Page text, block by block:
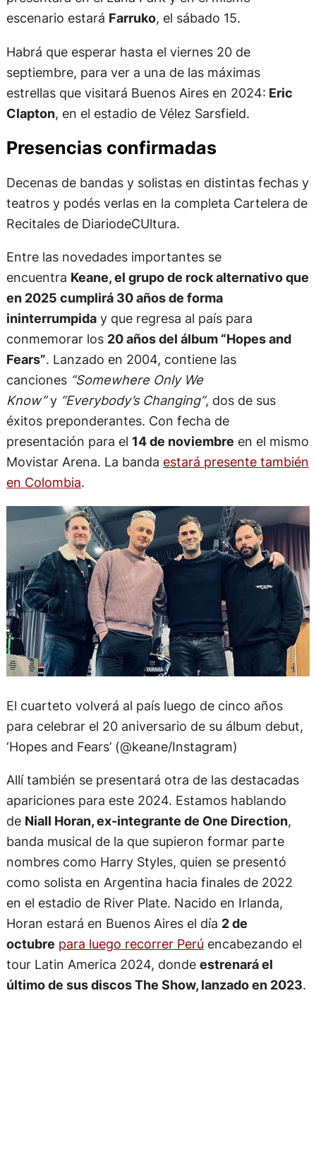
escenario estará Farruko, el sábado 15.
Habrá que esperar hasta el viernes 20 de
septiembre, para ver a una de las máximas
estrellas que visitará Buenos Aires en 2024: Eric
Clapton, en el estadio de Vélez Sarsfield.
Presencias confirmadas
Decenas de bandas y solistas en distintas fechas y
teatros y podés verlas en la completa Cartelera de
Recitales de DiariodeCUltura.
Entre las novedades importantes se
encuentra Keane, el grupo de rock alternativo que
en 2025 cumplirá 30 años de forma
ininterrumpiday que regresa al país para
conmemorar los 20 años del álbum “Hopes and
Fears”. Lanzado en 2004, contiene las
canciones “Somewhere Only We
Know”y “Everybody’s Changing”, dos de sus
éxitos preponderantes. Con fecha de
presentación para el 14 de noviembre en el mismo
Movistar Arena. La banda estará presente también
en Colombia.
El cuarteto volverá al país luego de cinco años
para celebrar el 20 aniversario de su álbum debut,
‘Hopes and Fears’ (@keane/Instagram)
Allí también se presentará otra de las destacadas
apariciones para este 2024. Estamos hablando
de Niall Horan, ex-integrante de One Direction,
banda musical de la que supieron formar parte
nombres como Harry Styles, quien se presentó
como solista en Argentina hacia finales de 2022
en el estadio de River Plate. Nacido en Irlanda,
Horan estará en Buenos Aires el día 2 de
octubre para luego recorrer Perú encabezando el
tour Latin America 2024, donde estrenará el
último de sus discos The Show, lanzado en 2023.